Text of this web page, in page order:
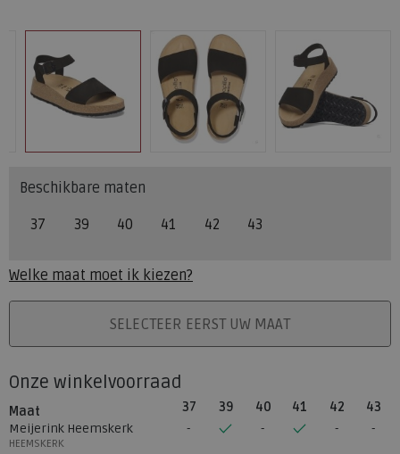
Beschikbare maten
37 39 40 41 42 43
Welke maat moet ik kiezen?
PLAATS IN WINKELMANDSELECTEER EERST UW MAAT
Onze winkelvoorraad
Maat 37 39 40 41 42
43
Meijerink Heemskerk
HEEMSKERK